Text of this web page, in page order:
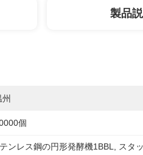
製品
個
ンレス鋼の円形発酵機1BBL スタ